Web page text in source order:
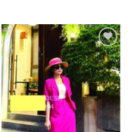
Add to
wishlist